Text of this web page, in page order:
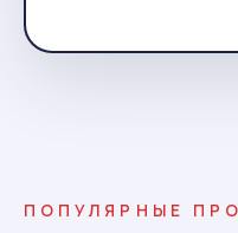
ПОПУЛЯРНЫЕ